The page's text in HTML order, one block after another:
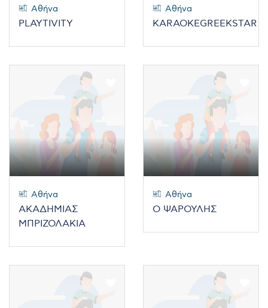
Αθήνα
PLAYTIVITY
Αθήνα
KARAOKEGREEKSTAR
Αθήνα
ΑΚΑΔΗΜΙΑΣ
ΜΠΡΙΖΟΛΑΚΙΑ
Αθήνα
Ο ΨΑΡΟΥΛΗΣ